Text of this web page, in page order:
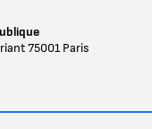
75001 Paris